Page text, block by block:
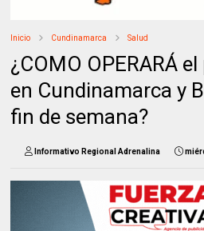
Inicio Cundinamarca Salud
¿COMO OPERARÁ
en Cundinamarca y
fin de semana?
Informativo Regional Adrenalina